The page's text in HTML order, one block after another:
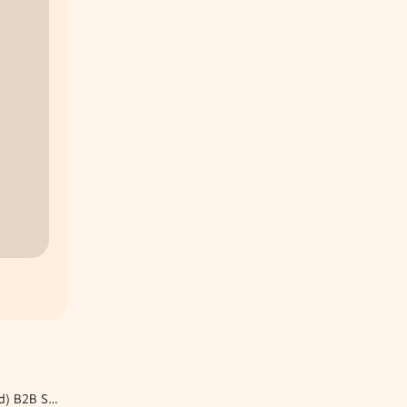
Vertriebsinnendienst (m/w/d) B2B Sales Advisor bei A1